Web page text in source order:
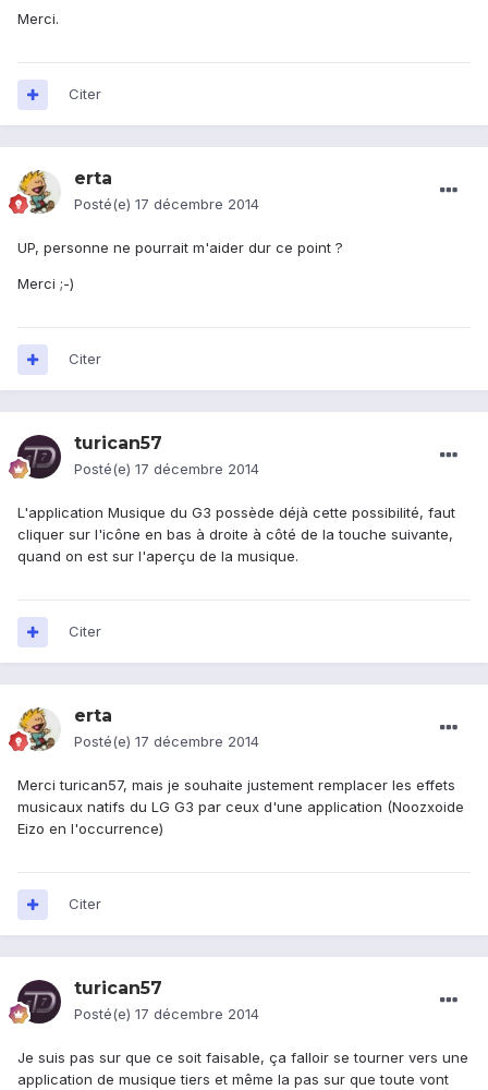
Merci.
Citer
erta
Posté(e) 17 décembre 2014
UP, personne ne pourrait m'aider dur ce point ?
Merci ;-)
Citer
turican57
Posté(e) 17 décembre 2014
L'application Musique du G3 possède déjà cette possibilité, faut
cliquer sur l'icône en bas à droite à côté de la touche suivante,
quand on est sur l'aperçu de la musique.
Citer
erta
Posté(e) 17 décembre 2014
Merci turican57, mais je souhaite justement remplacer les effets
musicaux natifs du LG G3 par ceux d'une application (Noozxoide
Eizo en l'occurrence)
Citer
turican57
Posté(e) 17 décembre 2014
Je suis pas sur que ce soit faisable, ça falloir se tourner vers une
application de musique tiers et même la pas sur que toute vont